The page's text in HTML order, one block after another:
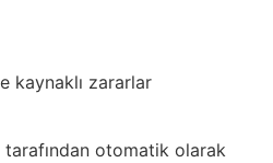
kaynaklı zararlar
otomatik olarak